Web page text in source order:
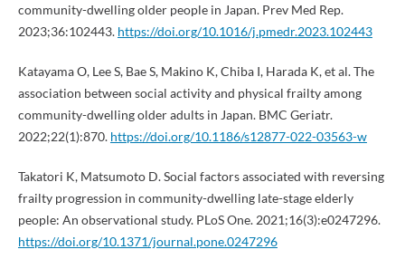
community-dwelling older people in Japan. Prev Med Rep.
2023;36:102443. https://doi.org/10.1016/j.pmedr.2023.102443
Katayama O, Lee S, Bae S, Makino K, Chiba I, Harada K, et al. The
association between social activity and physical frailty among
community-dwelling older adults in Japan. BMC Geriatr.
2022;22(1):870. https://doi.org/10.1186/s12877-022-03563-w
Takatori K, Matsumoto D. Social factors associated with reversing
frailty progression in community-dwelling late-stage elderly
people: An observational study. PLoS One. 2021;16(3):e0247296.
https://doi.org/10.1371/journal.pone.0247296